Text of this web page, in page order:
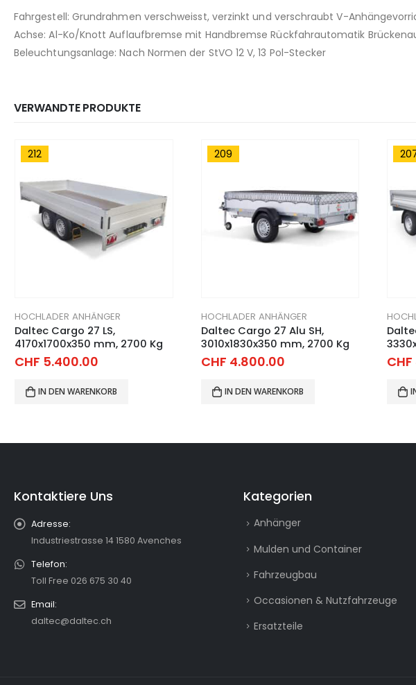
Fahrgestell: Grundrahmen verschweisst, verzinkt und verschraubt V-
Achse: Al-Ko/Knott Auflaufbremse mit Handbremse Rückfahrautomatik
Beleuchtungsanlage: Nach Normen der StVO 12 V, 13 Pol-Stecker
VERWANDTE PRODUKTE
212
HOCHLADER ANHÄNGER
Daltec Cargo 27 LS,
4170x1700x350 mm, 2700 Kg
CHF 5.400.00
IN DEN WARENKORB
209
HOCHLADER ANHÄNGER
Daltec Cargo 27 Alu SH,
3010x1830x350 mm, 2700 Kg
CHF 4.800.00
IN DEN WARENKORB
CHF
Kontaktiere Uns
Adresse:
Industriestrasse 14 1580 Avenches
Telefon:
Toll Free 026 675 30 40
Email:
daltec@daltec.ch
Kategorien
Anhänger
Mulden und Container
Fahrzeugbau
Occasionen & Nutzfahrzeuge
Ersatzteile